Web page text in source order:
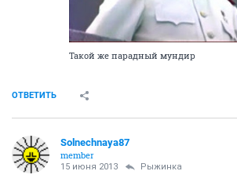
Такой же парадный мундир
ОТВЕТИТЬ
Solnechnaya87
member
15 июня 2013 Рыжинка